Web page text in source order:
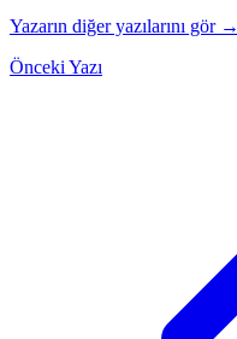
Yazarın diğer yazılarını gör →
Önceki Yazı